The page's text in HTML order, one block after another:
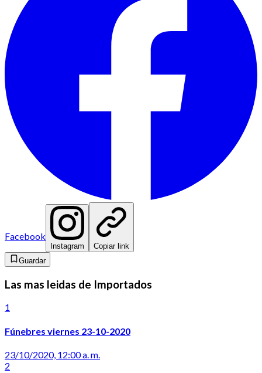
Facebook
Instagram
Copiar link
Guardar
Las mas leidas de Importados
1
Fúnebres viernes 23-10-2020
23/10/2020, 12:00 a. m.
2